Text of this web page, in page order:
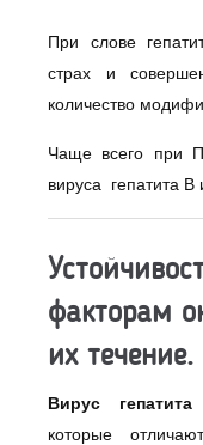
При слове
страх и
количество
Чаще всего при
вируса гепатита В
факторам
их течение.
Вирус
которые